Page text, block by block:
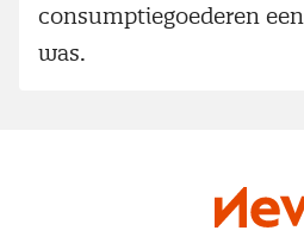
consumptiegoederen
was.